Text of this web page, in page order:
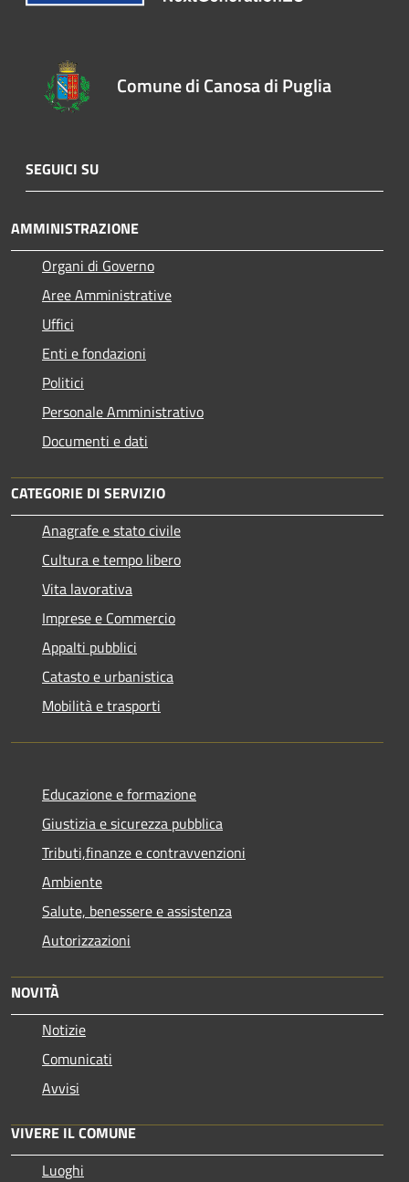
Comune di Canosa di Puglia
SEGUICI SU
AMMINISTRAZIONE
Organi di Governo
Aree Amministrative
Uffici
Enti e fondazioni
Politici
Personale Amministrativo
Documenti e dati
CATEGORIE DI SERVIZIO
Anagrafe e stato civile
Cultura e tempo libero
Vita lavorativa
Imprese e Commercio
Appalti pubblici
Catasto e urbanistica
Mobilità e trasporti
Educazione e formazione
Giustizia e sicurezza pubblica
Tributi,finanze e contravvenzioni
Ambiente
Salute, benessere e assistenza
Autorizzazioni
NOVITÀ
Notizie
Comunicati
Avvisi
VIVERE IL COMUNE
Luoghi